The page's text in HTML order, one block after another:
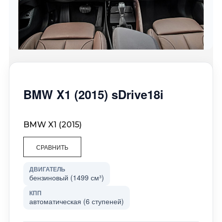
BMW X1 (2015) sDrive18i
BMW X1 (2015)
СРАВНИТЬ
ДВИГАТЕЛЬ
бензиновый (1499 см³)
КПП
автоматическая (6 ступеней)